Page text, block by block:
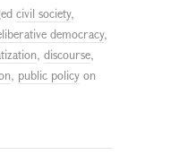
civil society,
democracy,
, discourse,
, public policy on